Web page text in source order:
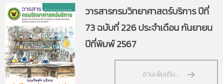
วารสารกรมวิทยาศาสตร์บริการ ปีที่
73 ฉบับที่ 226 ประจำเดือน กันยายน
ปีที่พิมพ์ 2567
อ่านเพิ่มเติม...